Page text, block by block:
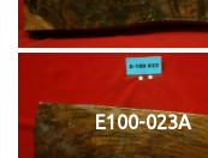
E100-023A